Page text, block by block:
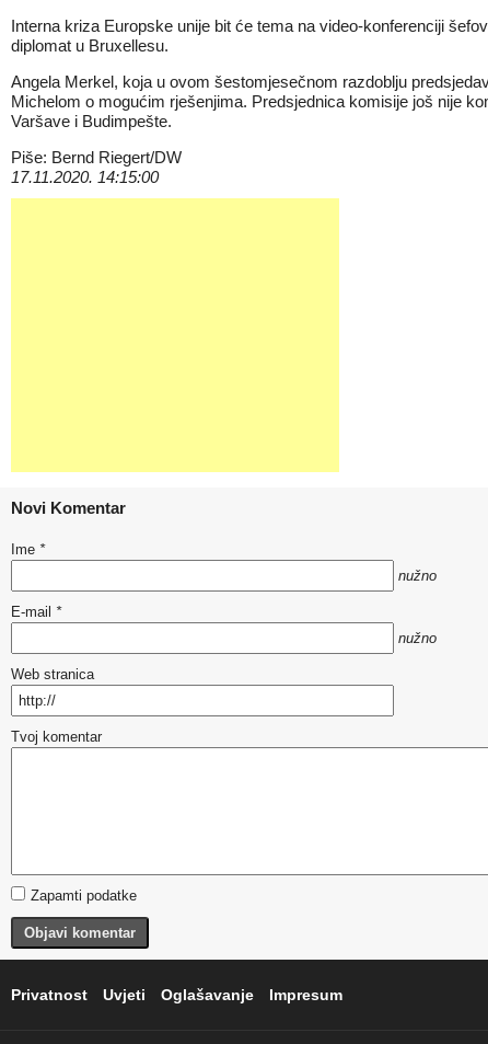
Interna kriza Europske unije bit će tema na video-konferenciji
diplomat u Bruxellesu.
Angela Merkel, koja u ovom šestomjesečnom razdoblju
Michelom o mogućim rješenjima. Predsjednica komisije još nije
Varšave i Budimpešte.
Piše: Bernd Riegert/DW
17.11.2020. 14:15:00
Novi Komentar
Ime *
nužno
E-mail *
nužno
Web stranica
Tvoj komentar
Zapamti podatke
Objavi komentar
Privatnost Uvjeti Oglašavanje Impresum